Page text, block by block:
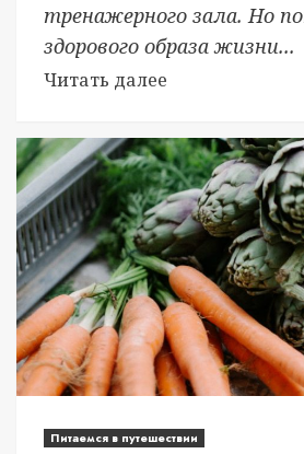
тренажерного зала. Но
здорового образа жизни...
Читать далее
Питаемся в путешествии